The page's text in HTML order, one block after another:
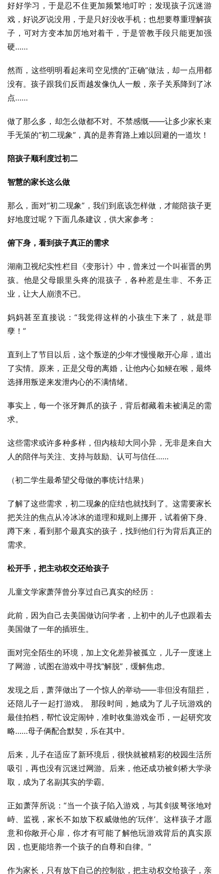
好好学习，于是忍不住更加频繁地叮咛；发现孩子沉迷游
戏，好说歹说没用，于是只好没收手机；也想要尊重理解孩
子，可对方变本加厉地对着干，于是管教手段只能更加强
硬……
然而，这些明明看起来司空见惯的“正确”做法，却一点用都
没有。孩子跟我们反而越发像仇人一般，亲子关系降到了冰
点……
做了那么多，却怎么做都不对。不禁感慨——让多少家长束
手无策的“初二现象”，真的是养育路上难以回避的一道坎！
陪孩子顺利度过初二
智慧的家长这么做
那么，面对“初二现象”，我们到底该怎样做，才能陪孩子更
好地度过呢？下面几条建议，供大家参考：
俯下身，看到孩子真正的需求
湖南卫视纪实性栏目《变形计》中，曾来过一个叫崔晋的男
孩。他是父母眼里头疼的混孩子，各种惹是生非、不务正
业，让大人崩溃不已。
妈妈甚至直接说：“我觉得这样的小孩生下来了，就是罪
孽！”
直到上了节目以后，这个叛逆的少年才慢慢敞开心扉，道出
了实情。原来，正是父母的离婚，让他内心如鲠在喉，最终
选择用叛逆来发泄内心的不满情绪。
事实上，每一个张牙舞爪的孩子，背后都藏着未被满足的需
求。
这些需求或许多种多样，但内核却大同小异，无非是来自大
人的陪伴与关注、支持与鼓励、认可与信任……
（初二学生最希望父母做的事统计结果）
了解了这些需求，初二现象的症结也就找到了。这需要家长
把关注的焦点从冷冰冰的道理和规则上挪开，试着俯下身、
蹲下来，看到那个最真实的孩子，找到他们行为背后真正的
需求。
松开手，把主动权交还给孩子
儿童文学家萧萍曾分享过自己真实的经历：
此前，因为自己去美国做访问学者，上初中的儿子也跟着去
美国做了一年的插班生。
面对完全陌生的环境，加上文化差异被孤立，儿子一度迷上
了网游，试图在游戏中寻找“解脱”，缓解焦虑。
发现之后，萧萍做出了一个惊人的举动——非但没有阻拦，
还陪儿子一起打游戏。 那段时间，她成为了儿子玩游戏的
最佳拍档，帮忙设定闹钟，准时收集游戏金币，一起研究攻
略……母子俩配合默契，乐在其中。
后来，儿子在适应了新环境后，很快就被精彩的校园生活所
吸引，再也没有沉迷过网游。后来，他还成功被剑桥大学录
取，成为了名副其实的学霸。
正如萧萍所说：“当一个孩子陷入游戏，与其剑拔弩张地对
峙、监视，家长不如放下权威做他的‘玩伴’。这样孩子才愿
意和你敞开心扉，你才有可能了解他玩游戏背后的真实原
因，也更能培养一个孩子的自尊和自律。”
作为家长，只有放下自己的控制欲，把主动权交给孩子，亲